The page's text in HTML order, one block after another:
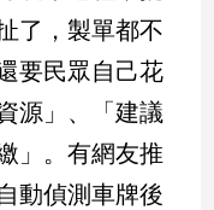
了，製單都不
要民眾自己花
源」、「建議
」。有網友推
動偵測車牌後